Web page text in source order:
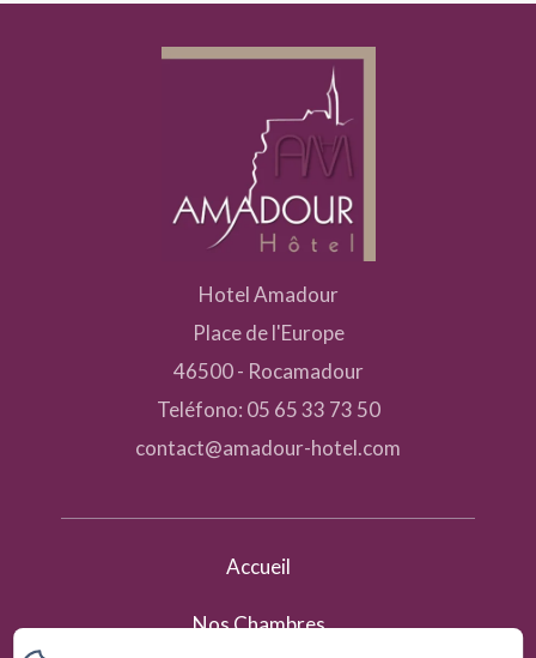
Hotel Amadour
Place de l'Europe
46500 - Rocamadour
Teléfono: 05 65 33 73 50
contact@amadour-hotel.com
Accueil
Nos Chambres